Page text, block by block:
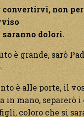
tutta
la
oscurata.”
non
saranno dolori.
è grande, sarò
è alle porte, il
mano, separerò
coloro che si